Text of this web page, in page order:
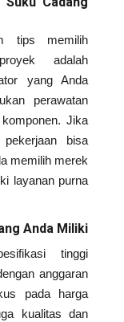
tips memilih
adalah
yang Anda
perawatan
Jika
bisa
memilih merek
layanan purna
Anda Miliki
tinggi
anggaran
pada harga
kualitas dan